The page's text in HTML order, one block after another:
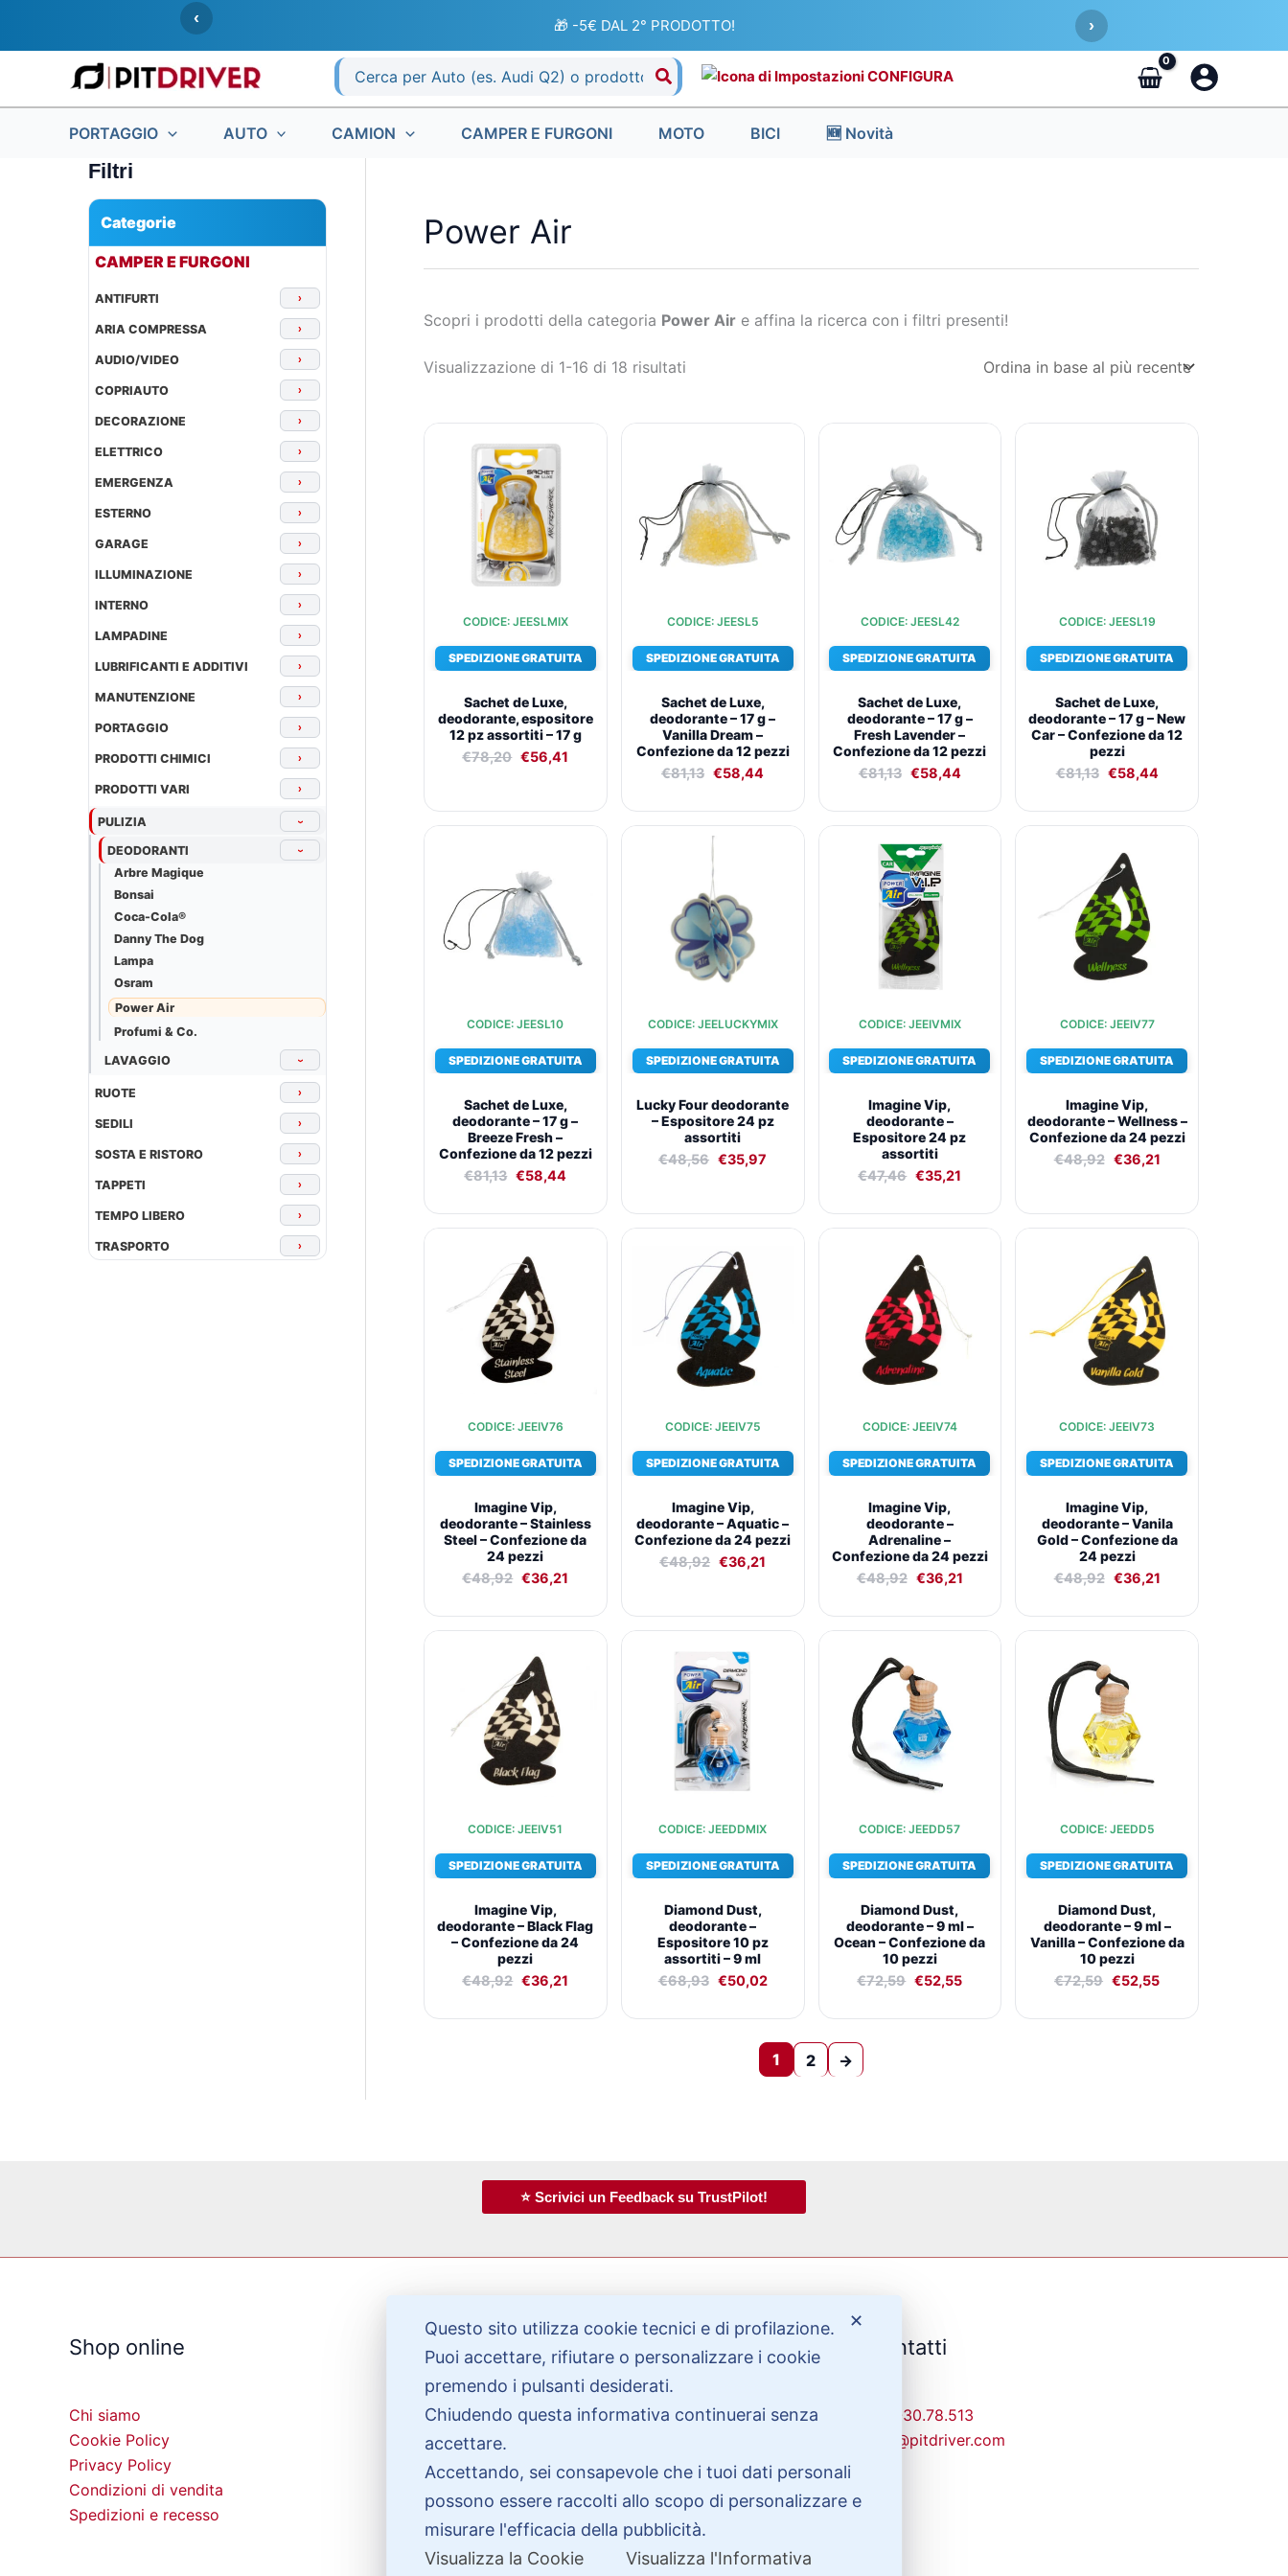
‹ 🎁 -5€ DAL 2° PRODOTTO! ›
Ricerca
per:
CONFIGURA
PORTAGGIO AUTO CAMION CAMPER E FURGONI MOTO BICI 🆕 Novità
Filtri
Categorie
CAMPER E FURGONI
ANTIFURTI ›
ARIA COMPRESSA ›
AUDIO/VIDEO ›
COPRIAUTO ›
DECORAZIONE ›
ELETTRICO ›
EMERGENZA ›
ESTERNO ›
GARAGE ›
ILLUMINAZIONE ›
INTERNO ›
LAMPADINE ›
LUBRIFICANTI E ADDITIVI ›
MANUTENZIONE ›
PORTAGGIO ›
PRODOTTI CHIMICI ›
PRODOTTI VARI ›
PULIZIA ›
DEODORANTI ›
Arbre Magique
Bonsai
Coca-Cola®
Danny The Dog
Lampa
Osram
Power Air
Profumi & Co.
LAVAGGIO
›
RUOTE ›
SEDILI ›
SOSTA E RISTORO ›
TAPPETI ›
TEMPO LIBERO ›
TRASPORTO ›
Power Air
Scopri i prodotti della categoria Power Air e affina la ricerca con i filtri presenti!
Visualizzazione di 1-16 di 18 risultati
in
al
più
recente
CODICE: JEESLMIX
SPEDIZIONE GRATUITA
Sachet de Luxe,
deodorante, espositore
12 pz assortiti – 17 g
€78,20
prezzo
originale
era:
€78,20.
€56,41
CODICE: JEESL5
SPEDIZIONE GRATUITA
Sachet de Luxe,
deodorante – 17 g –
Vanilla Dream –
Confezione da 12 pezzi
€81,13
originale
era:
€81,13.
€58,44
CODICE: JEESL42
SPEDIZIONE GRATUITA
Sachet de Luxe,
deodorante – 17 g –
Fresh Lavender –
Confezione da 12 pezzi
€81,13
originale
era:
€81,13.
€58,44
CODICE: JEESL19
SPEDIZIONE GRATUITA
Sachet de Luxe,
deodorante – 17 g – New
Car – Confezione da 12
pezzi
€81,13
era:
€81,13.
€58,44
CODICE: JEESL10
SPEDIZIONE GRATUITA
Sachet de Luxe,
deodorante – 17 g –
Breeze Fresh –
Confezione da 12 pezzi
€81,13
era:
€81,13.
€58,44
CODICE: JEELUCKYMIX
SPEDIZIONE GRATUITA
Lucky Four deodorante
– Espositore 24 pz
assortiti
€48,56
€48,56.
€35,97
CODICE: JEEIVMIX
SPEDIZIONE GRATUITA
Imagine Vip,
deodorante –
Espositore 24 pz
assortiti
€47,46
prezzo
originale
era:
€47,46.
€35,21
CODICE: JEEIV77
SPEDIZIONE GRATUITA
Imagine Vip,
deodorante – Wellness –
Confezione da 24 pezzi
€48,92
prezzo
originale
era:
€48,92.
€36,21
CODICE: JEEIV76
SPEDIZIONE GRATUITA
Imagine Vip,
deodorante – Stainless
Steel – Confezione da
24 pezzi
€48,92
prezzo
originale
era:
€48,92.
€36,21
CODICE: JEEIV75
SPEDIZIONE GRATUITA
Imagine Vip,
deodorante – Aquatic –
Confezione da 24 pezzi
€48,92
prezzo
originale
era:
€48,92.
€36,21
CODICE: JEEIV74
SPEDIZIONE GRATUITA
Imagine Vip,
deodorante –
Adrenaline –
Confezione da 24 pezzi
€48,92
prezzo
originale
era:
€48,92.
€36,21
CODICE: JEEIV73
SPEDIZIONE GRATUITA
Imagine Vip,
deodorante – Vanila
Gold – Confezione da
24 pezzi
€48,92
prezzo
originale
era:
€48,92.
€36,21
€36,21.
CODICE: JEEIV51
SPEDIZIONE GRATUITA
Imagine Vip,
deodorante – Black Flag
– Confezione da 24
pezzi
€48,92
prezzo
originale
era:
€48,92.
€36,21
CODICE: JEEDDMIX
SPEDIZIONE GRATUITA
Diamond Dust,
deodorante –
Espositore 10 pz
assortiti – 9 ml
€68,93
prezzo
originale
era:
€68,93.
€50,02
CODICE: JEEDD57
SPEDIZIONE GRATUITA
Diamond Dust,
deodorante – 9 ml –
Ocean – Confezione da
10 pezzi
€72,59
originale
era:
€72,59.
€52,55
CODICE: JEEDD5
SPEDIZIONE GRATUITA
Diamond Dust,
deodorante – 9 ml –
Vanilla – Confezione da
10 pezzi
€72,59
originale
era:
€72,59.
€52,55
1 2 →
⭐ Scrivici un Feedback su TrustPilot!
Shop online
Chi siamo
Cookie Policy
Privacy Policy
Condizioni di vendita
Spedizioni e recesso
Bisogno di aiuto?
Contattaci
Garanzie
Contatti
329-30.78.513
info@pitdriver.com
✕
Questo sito utilizza cookie tecnici e di profilazione.
Puoi accettare, rifiutare o personalizzare i cookie
premendo i pulsanti desiderati.
Chiudendo questa informativa continuerai senza
accettare.
Accettando, sei consapevole che i tuoi dati personali
possono essere raccolti allo scopo di personalizzare e
misurare l'efficacia della pubblicità.
Visualizza la Cookie
Visualizza l'Informativa